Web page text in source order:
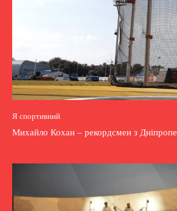
Я спортивний
Михайло Кохан – рекордсмен з